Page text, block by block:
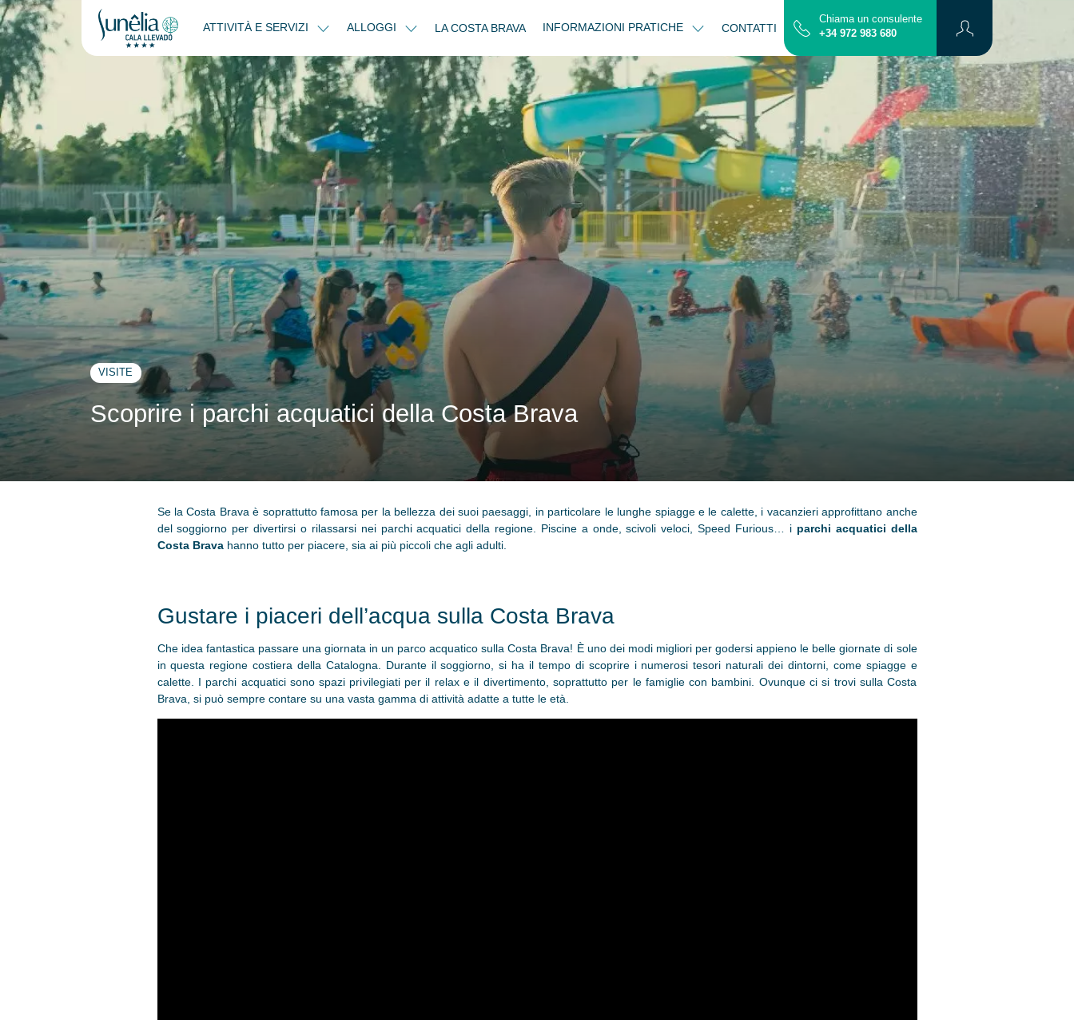
ATTIVITÀ E SERVIZI ALLOGGI LA COSTA BRAVA INFORMAZIONI PRATICHE CONTATTI Mappa
Chiama un consulente
+34 972 983 680
VISITE
Scoprire i parchi acquatici della Costa Brava
Se la Costa Brava è soprattutto famosa per la bellezza dei suoi paesaggi, in particolare le lunghe spiagge e le calette, i vacanzieri approfittano anche
del soggiorno per divertirsi o rilassarsi nei parchi acquatici della regione. Piscine a onde, scivoli veloci, Speed Furious… i parchi acquatici della
Costa Brava hanno tutto per piacere, sia ai più piccoli che agli adulti.
Gustare i piaceri dell’acqua sulla Costa Brava
Che idea fantastica passare una giornata in un parco acquatico sulla Costa Brava! È uno dei modi migliori per godersi appieno le belle giornate di sole
in questa regione costiera della Catalogna. Durante il soggiorno, si ha il tempo di scoprire i numerosi tesori naturali dei dintorni, come spiagge e
calette. I parchi acquatici sono spazi privilegiati per il relax e il divertimento, soprattutto per le famiglie con bambini. Ovunque ci si trovi sulla Costa
Brava, si può sempre contare su una vasta gamma di attività adatte a tutte le età.